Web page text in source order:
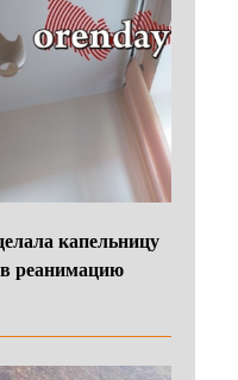
капельницу
реанимацию